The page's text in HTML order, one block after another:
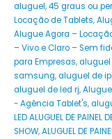
aluguel,45 graus ou
Locação de Tablets,
Alugue Agora –
– Vivo e Claro – Sem
para Empresas,aluguel
samsung,aluguel de
aluguel de led rj,
- Agência Tablet's,
LED ALUGUEL DE PAINEL
SHOW,ALUGUEL DE